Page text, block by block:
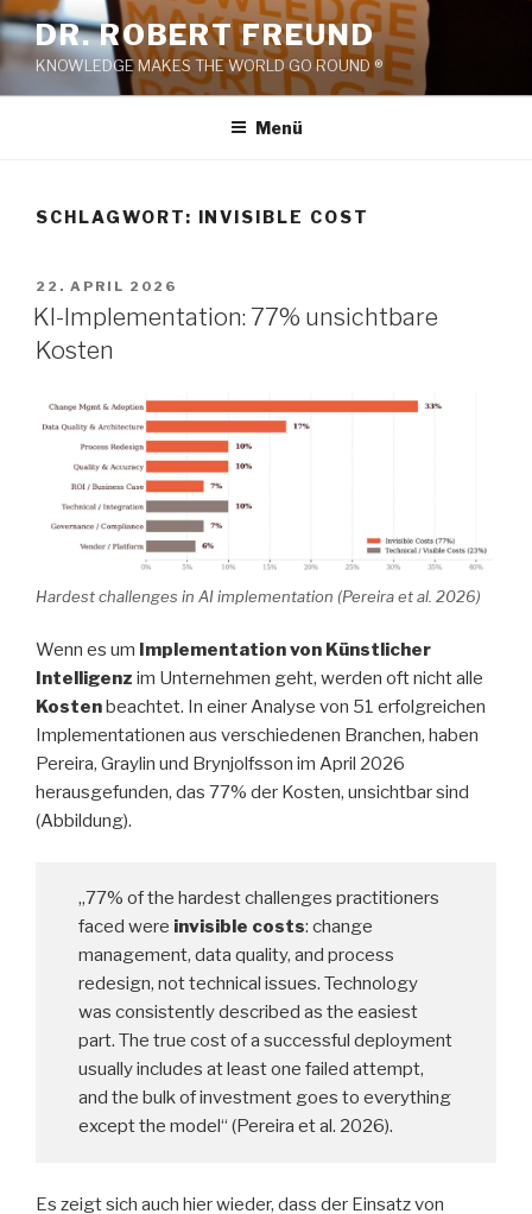
Zum
Inhalt
springen
DR. ROBERT FREUND
KNOWLEDGE MAKES THE WORLD GO ROUND ®
Menü
SCHLAGWORT: INVISIBLE COST
VERÖFFENTLICHT
AM
22. APRIL 2026
KI-Implementation: 77% unsichtbare
Kosten
Hardest challenges in AI implementation (Pereira et al. 2026)
Wenn es um Implementation von Künstlicher
Intelligenz im Unternehmen geht, werden oft nicht alle
Kostenbeachtet. In einer Analyse von 51 erfolgreichen
Implementationen aus verschiedenen Branchen, haben
Pereira, Graylin und Brynjolfsson im April 2026
herausgefunden, das 77% der Kosten, unsichtbar sind
(Abbildung).
„77% of the hardest challenges practitioners
faced were invisible costs: change
management, data quality, and process
redesign, not technical issues. Technology
was consistently described as the easiest
part. The true cost of a successful deployment
usually includes at least one failed attempt,
and the bulk of investment goes to everything
except the model“ (Pereira et al. 2026).
Es zeigt sich auch hier wieder, dass der Einsatz von